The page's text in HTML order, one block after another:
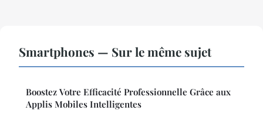
Smartphones — Sur le même sujet
Boostez Votre Efficacité Professionnelle Grâce aux
Applis Mobiles Intelligentes